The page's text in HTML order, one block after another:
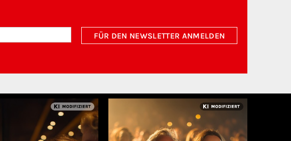
FÜR DEN NEWSLETTER ANMELDEN